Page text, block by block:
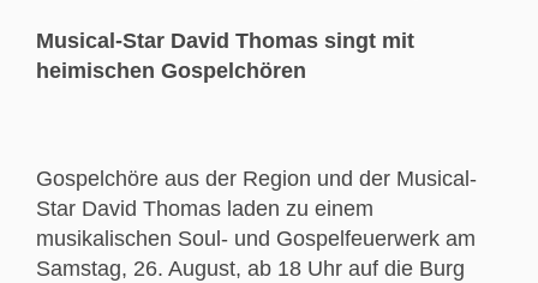
Musical-Star David Thomas singt mit
heimischen Gospelchören
Gospelchöre aus der Region und der Musical-
Star David Thomas laden zu einem
musikalischen Soul- und Gospelfeuerwerk am
Samstag, 26. August, ab 18 Uhr auf die Burg